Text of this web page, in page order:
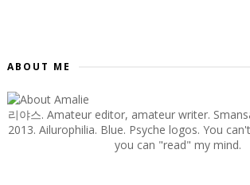
ABOUT ME
리야스. Amateur editor, amateur writer.
2013. Ailurophilia. Blue. Psyche logos. You
you can "read" my mind.